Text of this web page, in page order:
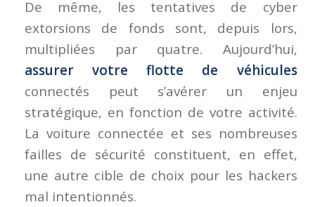
De même, les tentatives de cyber
extorsions de fonds sont, depuis lors,
multipliées par quatre. Aujourd’hui,
assurer votre flotte de véhicules
connectés peut s’avérer un enjeu
stratégique, en fonction de votre activité.
La voiture connectée et ses nombreuses
failles de sécurité constituent, en effet,
une autre cible de choix pour les hackers
mal intentionnés.